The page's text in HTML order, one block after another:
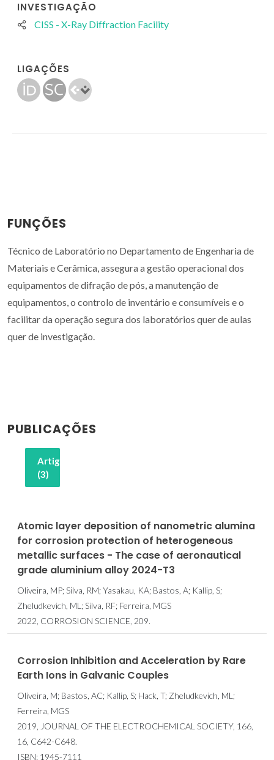
INVESTIGAÇÃO
CISS - X-Ray Diffraction Facility
LIGAÇÕES
FUNÇÕES
Técnico de Laboratório no Departamento de Engenharia de
Materiais e Cerâmica, assegura a gestão operacional dos
equipamentos de difração de pós, a manutenção de
equipamentos, o controlo de inventário e consumíveis e o
facilitar da operação segura dos laboratórios quer de aulas
quer de investigação.
PUBLICAÇÕES
Artigos
(3)
Atomic layer deposition of nanometric alumina
for corrosion protection of heterogeneous
metallic surfaces - The case of aeronautical
grade aluminium alloy 2024-T3
Oliveira, MP; Silva, RM; Yasakau, KA; Bastos, A; Kallip, S;
Zheludkevich, ML; Silva, RF; Ferreira, MGS
2022, CORROSION SCIENCE, 209.
Corrosion Inhibition and Acceleration by Rare
Earth Ions in Galvanic Couples
Oliveira, M; Bastos, AC; Kallip, S; Hack, T; Zheludkevich, ML;
Ferreira, MGS
2019, JOURNAL OF THE ELECTROCHEMICAL SOCIETY, 166,
16, C642-C648.
ISBN: 1945-7111